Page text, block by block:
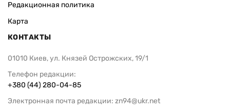
Редакционная политика
Карта
КОНТАКТЫ
01010 Киев, ул. Князей Острожских, 19/1
Телефон редакции:
+380 (44) 280-04-85
Электронная почта редакции: zn94@ukr.net